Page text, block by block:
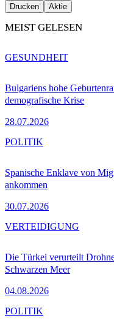
Drucken Aktie
MEIST GELESEN
Bulgariens hohe
demografische Krise
28.07.2026
GESUNDHEIT
Spanische Enklave von
ankommen
30.07.2026
POLITIK
Die Türkei verurteilt
Schwarzen Meer
04.08.2026
VERTEIDIGUNG
POLITIK